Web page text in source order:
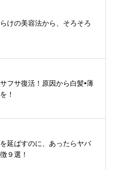
けの美容法から、そろそろ
フサ復活！原因から白髪•薄
！
延ばすのに、あったらヤバ
９選！